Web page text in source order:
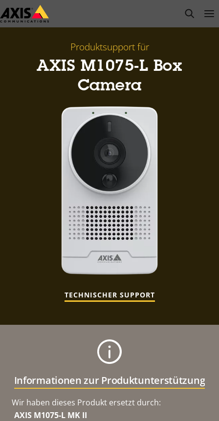
Zum
Hauptinhalt
open
Produktsupport für
AXIS M1075-L Box
Camera
TECHNISCHER SUPPORT
Informationen zur Produktunterstützung
Wir haben dieses Produkt ersetzt durch:
AXIS M1075-L MK II